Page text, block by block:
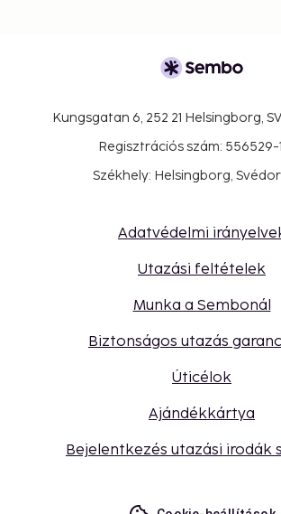
Kungsgatan 6, 252 21 Helsingborg,
Regisztrációs szám: 556529-
Székhely: Helsingborg,
Adatvédelmi
Utazási feltételek
Munka a Sembonál
Biztonságos utazás
Úticélok
Ajándékkártya
Bejelentkezés utazási irodák